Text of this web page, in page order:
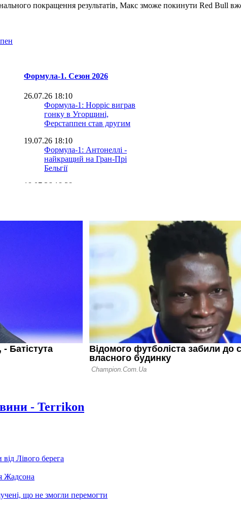
покращення результатів, Макс зможе покинути Red Bull
Формула-1. Сезон 2026
26.07.26 18:10
Формула-1: Норріс виграв
гонку в Угорщині,
Ферстаппен став другим
19.07.26 18:10
Формула-1: Антонеллі -
найкращий на Гран-Прі
Бельгії
18.07.26 18:28
Формула-1: У нинішньому
сезоні можуть пройти одразу
Формула-1: Тріумф Леклера,
від Лівого берега
Жадсона
що не змогли перемогти